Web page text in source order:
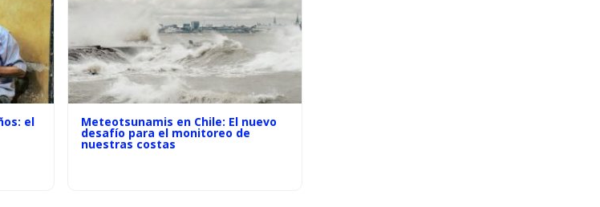
el Meteotsunamis en Chile: El nuevo
desafío para el monitoreo de
nuestras costas